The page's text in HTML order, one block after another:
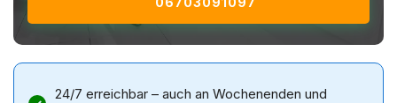
24/7 erreichbar – auch an Wochenenden und